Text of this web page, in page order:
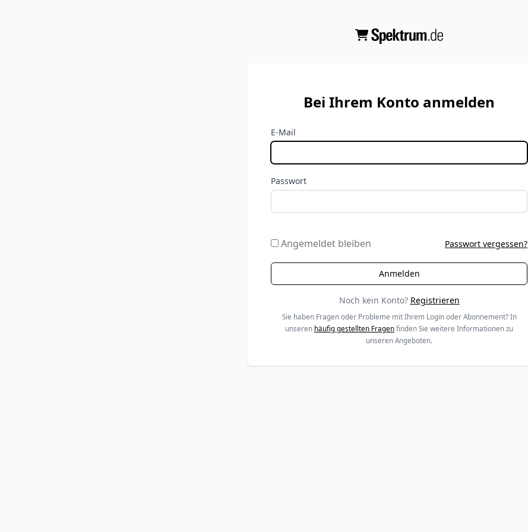
Bei Ihrem Konto anmelden
E-Mail
Passwort
Angemeldet bleiben Passwort vergessen?
Noch kein Konto? Registrieren
Sie haben Fragen oder Probleme mit Ihrem Login oder Abonnement? In
unseren häufig gestellten Fragen finden Sie weitere Informationen zu
unseren Angeboten.